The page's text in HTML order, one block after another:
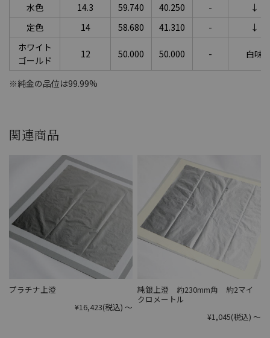
水色
14.3 59.740 40.250 -
↓
定色
14 58.680 41.310 -
↓
ホワイト
ゴールド
12 50.000 50.000 - 白味
※純金の品位は99.99%
関連商品
プラチナ上澄
¥16,423(税込) ～
純銀上澄 約230mm角 約2マイ
クロメートル
¥1,045(税込) ～